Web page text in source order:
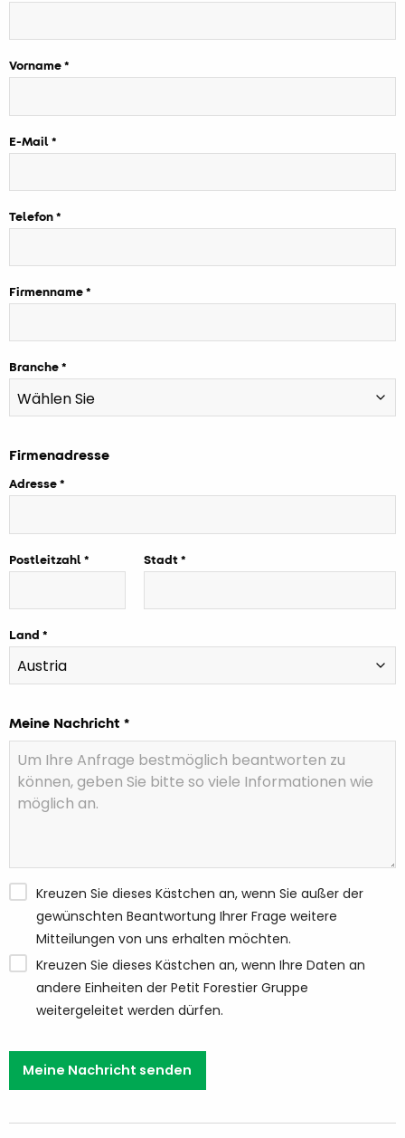
Vorname
E-Mail
Telefon
Firmenname
Branche
Firmenadresse
Adresse
Postleitzahl Stadt
Land
Meine Nachricht *
Kreuzen Sie dieses Kästchen an, wenn Sie außer der
gewünschten Beantwortung Ihrer Frage weitere
Mitteilungen von uns erhalten möchten.
Kreuzen Sie dieses Kästchen an, wenn Ihre Daten an
andere Einheiten der Petit Forestier Gruppe
weitergeleitet werden dürfen.
Meine Nachricht senden